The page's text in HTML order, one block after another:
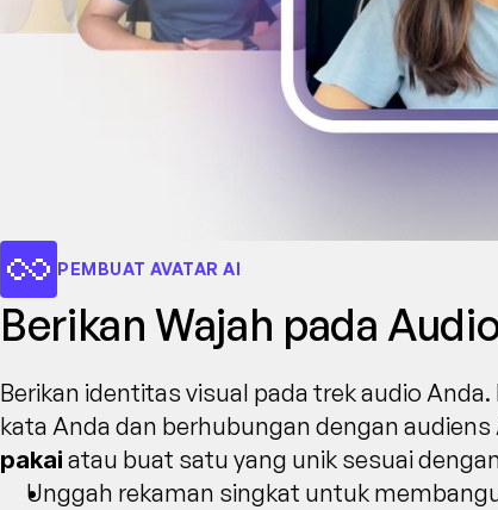
PEMBUAT AVATAR AI
Berikan Wajah pada
Berikan identitas visual pada trek audio
kata Anda dan berhubungan dengan audiens
pakai atau buat satu yang unik sesuai
Unggah rekaman singkat untuk